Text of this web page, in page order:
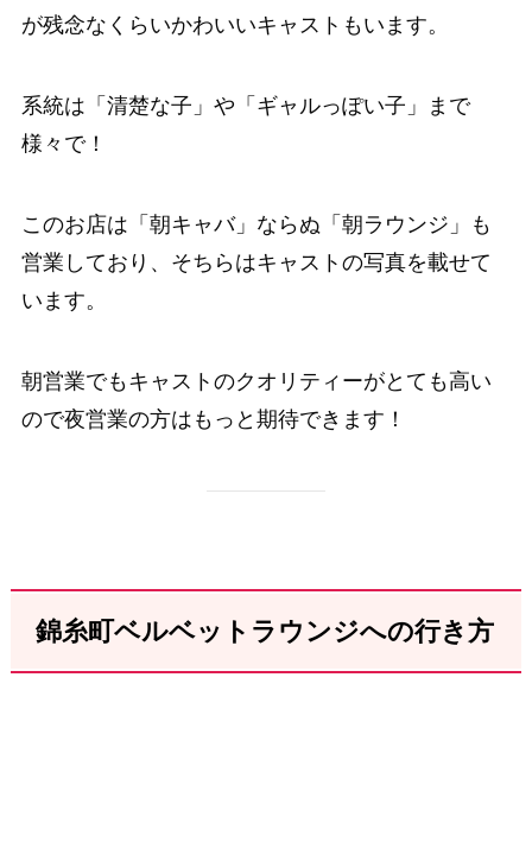
が残念なくらいかわいいキャストもいます。
系統は「清楚な子」や「ギャルっぽい子」まで
様々で！
このお店は「朝キャバ」ならぬ「朝ラウンジ」も
営業しており、そちらはキャストの写真を載せて
います。
朝営業でもキャストのクオリティーがとても高い
ので夜営業の方はもっと期待できます！
錦糸町ベルベットラウンジへの行き方